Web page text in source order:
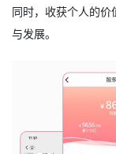
同时，收获个人的
与发展。